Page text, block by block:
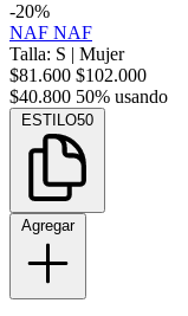
-20%
NAF NAF
Talla: S | Mujer
$81.600 $102.000
$40.800 50% usando
ESTILO50
Agregar